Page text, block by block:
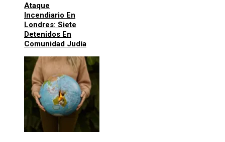
Ataque
Incendiario En
Londres: Siete
Detenidos En
Comunidad Judía